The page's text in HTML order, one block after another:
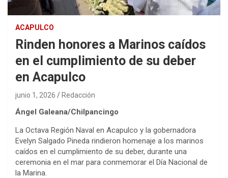
ACAPULCO
Rinden honores a Marinos caídos
en el cumplimiento de su deber
en Acapulco
junio 1, 2026 Redacción
Ángel Galeana/Chilpancingo
La Octava Región Naval en Acapulco y la gobernadora
Evelyn Salgado Pineda rindieron homenaje a los marinos
caídos en el cumplimiento de su deber, durante una
ceremonia en el mar para conmemorar el Día Nacional de
la Marina.